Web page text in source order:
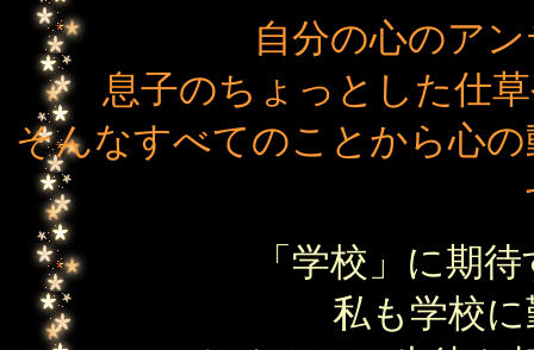
自分の心のア
息子のちょっとした仕
そんなすべてのことから心
「学校」に期
私も学校